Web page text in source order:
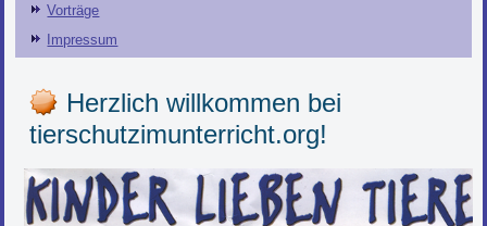
Vorträge
Impressum
Herzlich willkommen bei
tierschutzimunterricht.org!